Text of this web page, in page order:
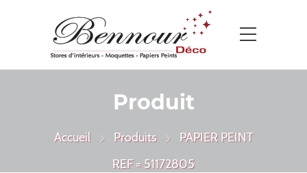
Produit
Accueil Produits
PAPIER PEINT
REF = 51172805